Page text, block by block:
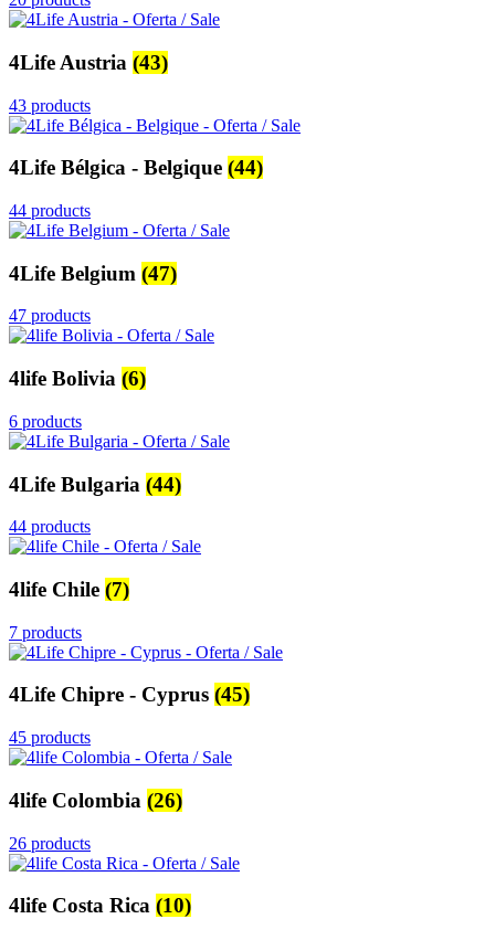
4Life Austria (43)
43 products
4Life Bélgica - Belgique (44)
44 products
4Life Belgium (47)
47 products
4life Bolivia (6)
6 products
4Life Bulgaria (44)
44 products
4life Chile (7)
7 products
4Life Chipre - Cyprus (45)
45 products
4life Colombia (26)
26 products
4life Costa Rica (10)